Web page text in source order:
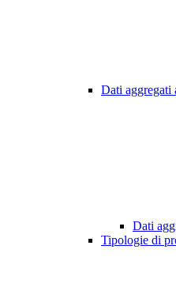
Dati aggregati
Dati
Tipologie di